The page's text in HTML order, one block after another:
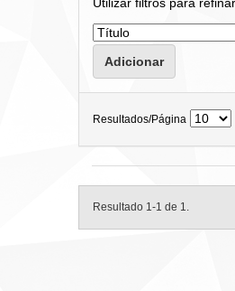
Resultados/Página
Resultado 1-1 de 1.